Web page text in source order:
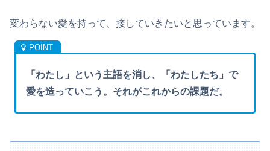
変わらない愛を持って、接していきたいと思っています。
「わたし」という主語を消し、「わたしたち」で
愛を造っていこう。それがこれからの課題だ。